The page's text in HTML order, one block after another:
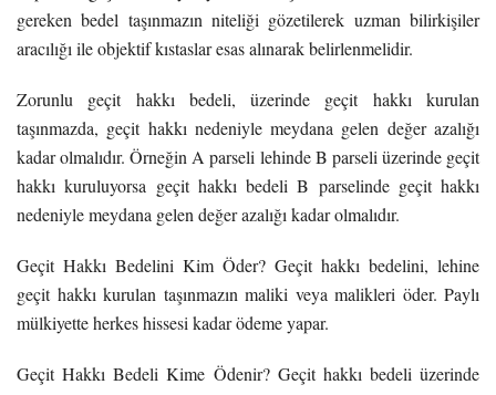
gereken bedel taşınmazın niteliği gözetilerek uzman bilirkişiler
aracılığı ile objektif kıstaslar esas alınarak belirlenmelidir.
Zorunlu geçit hakkı bedeli, üzerinde geçit hakkı kurulan
taşınmazda, geçit hakkı nedeniyle meydana gelen değer azalığı
kadar olmalıdır. Örneğin A parseli lehinde B parseli üzerinde geçit
hakkı kuruluyorsa geçit hakkı bedeli B parselinde geçit hakkı
nedeniyle meydana gelen değer azalığı kadar olmalıdır.
Geçit Hakkı Bedelini Kim Öder? Geçit hakkı bedelini, lehine
geçit hakkı kurulan taşınmazın maliki veya malikleri öder. Paylı
mülkiyette herkes hissesi kadar ödeme yapar.
Geçit Hakkı Bedeli Kime Ödenir? Geçit hakkı bedeli üzerinde